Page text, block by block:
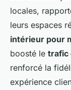
locales,
leurs espaces
intérieur pour
boosté le trafic
renforcé la
expérience